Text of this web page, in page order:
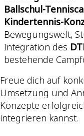
Ballschul-
Kindertennis-
Bewegungswelt,
Integration des
bestehende
Freue dich auf
Umsetzung und
Konzepte
integrieren kannst.